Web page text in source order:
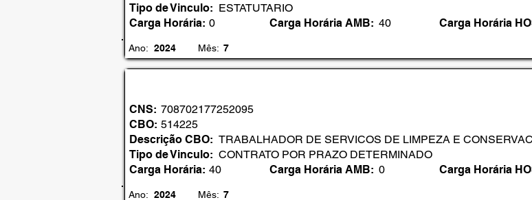
Tipo de Vinculo: ESTATUTARIO
Carga Horária: 0 Carga Horária AMB: 40 Carga Horária
Ano: 2024 Mês: 7
CNS: 708702177252095
CBO: 514225
Descrição CBO: TRABALHADOR DE SERVICOS DE LIMPEZA E
Tipo de Vinculo: CONTRATO POR PRAZO DETERMINADO
Carga Horária: 40 Carga Horária AMB: 0 Carga Horária
Ano: 2024 Mês: 7